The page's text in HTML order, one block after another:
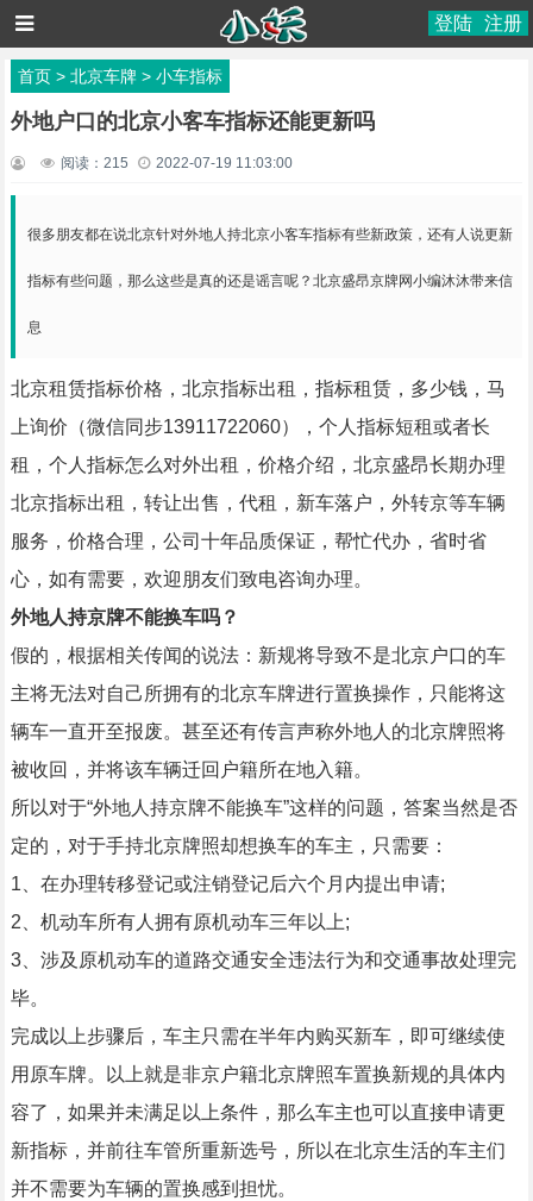
登陆 注册
首页> 北京车牌> 小车指标
外地户口的北京小客车指标还能更新吗
阅读： 215 2022-07-19 11:03:00
很多朋友都在说北京针对外地人持北京小客车指标有些新政策，还有人说更新
指标有些问题，那么这些是真的还是谣言呢？北京盛昂京牌网小编沐沐带来信
息
北京租赁指标价格，北京指标出租，指标租赁，多少钱，马
上询价（微信同步13911722060），个人指标短租或者长
租，个人指标怎么对外出租，价格介绍，北京盛昂长期办理
北京指标出租，转让出售，代租，新车落户，外转京等车辆
服务，价格合理，公司十年品质保证，帮忙代办，省时省
心，如有需要，欢迎朋友们致电咨询办理。
外地人持京牌不能换车吗？
假的，根据相关传闻的说法：新规将导致不是北京户口的车
主将无法对自己所拥有的北京车牌进行置换操作，只能将这
辆车一直开至报废。甚至还有传言声称外地人的北京牌照将
被收回，并将该车辆迁回户籍所在地入籍。
所以对于“外地人持京牌不能换车”这样的问题，答案当然是否
定的，对于手持北京牌照却想换车的车主，只需要：
1、在办理转移登记或注销登记后六个月内提出申请;
2、机动车所有人拥有原机动车三年以上;
3、涉及原机动车的道路交通安全违法行为和交通事故处理完
毕。
完成以上步骤后，车主只需在半年内购买新车，即可继续使
用原车牌。以上就是非京户籍北京牌照车置换新规的具体内
容了，如果并未满足以上条件，那么车主也可以直接申请更
新指标，并前往车管所重新选号，所以在北京生活的车主们
并不需要为车辆的置换感到担忧。